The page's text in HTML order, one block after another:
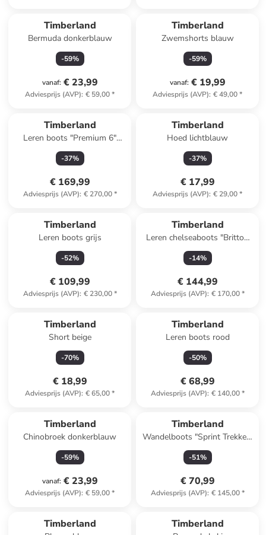
Timberland
Bermuda donkerblauw
-59%
vanaf: € 23,99
Adviesprijs (AVP): € 59,00*
Timberland
Zwemshorts blauw
-59%
vanaf: € 19,99
Adviesprijs (AVP): € 49,00*
Timberland
Leren boots "Premium 6"
lichtbruin
-37%
€ 169,99
Adviesprijs (AVP): € 270,00*
Timberland
Hoed lichtblauw
-37%
€ 17,99
Adviesprijs (AVP): € 29,00*
Timberland
Leren boots grijs
-52%
€ 109,99
Adviesprijs (AVP): € 230,00*
Timberland
Leren chelseaboots "Britton
Road Mid"
-14%
€ 144,99
Adviesprijs (AVP): € 170,00*
Timberland
Short beige
-70%
€ 18,99
Adviesprijs (AVP): € 65,00*
Timberland
Leren boots rood
-50%
€ 68,99
Adviesprijs (AVP): € 140,00*
Timberland
Chinobroek donkerblauw
-59%
vanaf: € 23,99
Adviesprijs (AVP): € 59,00*
Timberland
Wandelboots "Sprint Trekker"
zwart
-51%
€ 70,99
Adviesprijs (AVP): € 145,00*
Timberland Timberland